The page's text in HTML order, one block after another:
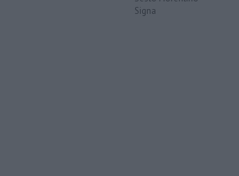
Signa